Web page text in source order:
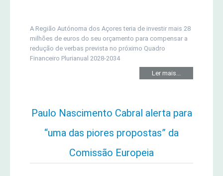
A Região Autónoma dos Açores teria de investir mais 28
milhões de euros do seu orçamento para compensar a
redução de verbas prevista no próximo Quadro
Financeiro Plurianual 2028-2034
Ler mais...
Paulo Nascimento Cabral alerta para
“uma das piores propostas” da
Comissão Europeia